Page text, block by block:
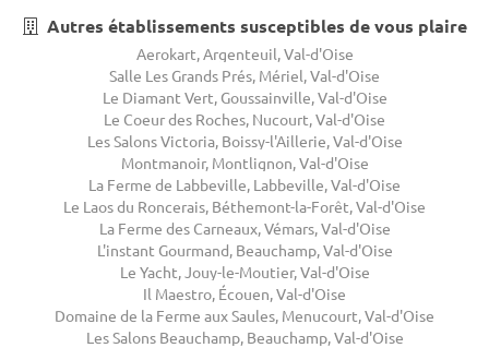
Autres établissements susceptibles de vous plaire
Aerokart, Argenteuil, Val-d'Oise
Salle Les Grands Prés, Mériel, Val-d'Oise
Le Diamant Vert, Goussainville, Val-d'Oise
Le Coeur des Roches, Nucourt, Val-d'Oise
Les Salons Victoria, Boissy-l'Aillerie, Val-d'Oise
Montmanoir, Montlignon, Val-d'Oise
La Ferme de Labbeville, Labbeville, Val-d'Oise
Le Laos du Roncerais, Béthemont-la-Forêt, Val-d'Oise
La Ferme des Carneaux, Vémars, Val-d'Oise
L'instant Gourmand, Beauchamp, Val-d'Oise
Le Yacht, Jouy-le-Moutier, Val-d'Oise
Il Maestro, Écouen, Val-d'Oise
Domaine de la Ferme aux Saules, Menucourt, Val-d'Oise
Les Salons Beauchamp, Beauchamp, Val-d'Oise